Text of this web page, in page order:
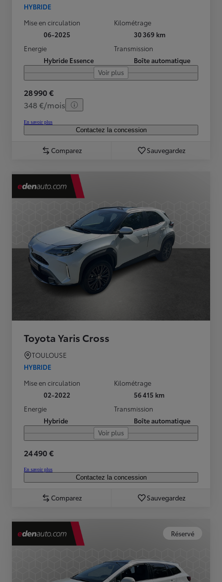
HYBRIDE
Mise en circulation
06-2025
Kilométrage
30 369 km
Energie
Hybride Essence
Transmission
Boîte automatique
Voir plus
28 990 €
348 €/mois
En savoir plus
Contactez la concession
Comparez Sauvegardez
Toyota Yaris Cross
TOULOUSE
HYBRIDE
Mise en circulation
02-2022
Kilométrage
56 415 km
Energie
Hybride
Transmission
Boîte automatique
Voir plus
24 490 €
En savoir plus
Contactez la concession
Comparez Sauvegardez
Réservé